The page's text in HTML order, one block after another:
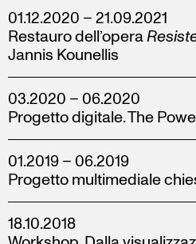
01.12.2020 – 21.09.2021
Restauro dell’opera
Jannis Kounellis
03.2020 – 06.2020
Progetto digitale. The
01.2019 – 06.2019
Progetto multimediale
18.10.2018